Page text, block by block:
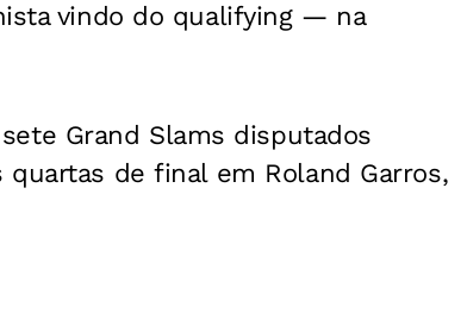
vindo do qualifying — na
Grand Slams disputados
de final em Roland Garros,